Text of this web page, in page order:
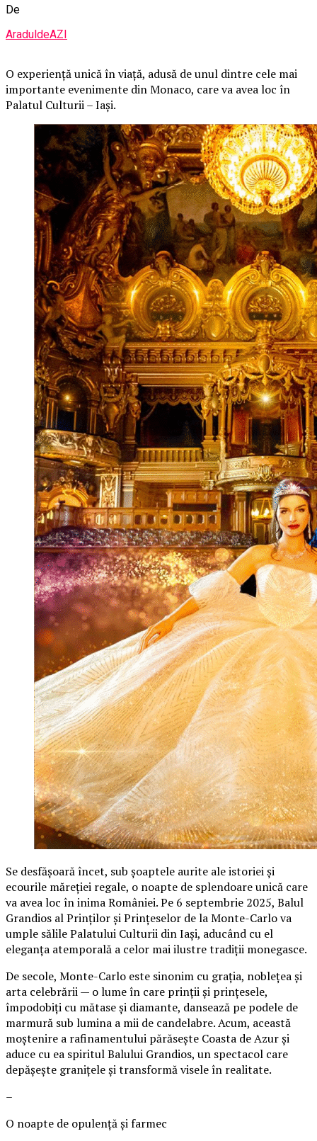
De
AraduldeAZI
O experiență unică în viață, adusă de unul dintre cele mai
importante evenimente din Monaco, care va avea loc în
Palatul Culturii – Iași.
Se desfășoară încet, sub șoaptele aurite ale istoriei și
ecourile măreției regale, o noapte de splendoare unică care
va avea loc în inima României. Pe 6 septembrie 2025, Balul
Grandios al Prinților și Prințeselor de la Monte-Carlo va
umple sălile Palatului Culturii din Iași, aducând cu el
eleganța atemporală a celor mai ilustre tradiții monegasce.
De secole, Monte-Carlo este sinonim cu grația, noblețea și
arta celebrării — o lume în care prinții și prințesele,
împodobiți cu mătase și diamante, dansează pe podele de
marmură sub lumina a mii de candelabre. Acum, această
moștenire a rafinamentului părăsește Coasta de Azur și
aduce cu ea spiritul Balului Grandios, un spectacol care
depășește granițele și transformă visele în realitate.
–
O noapte de opulență și farmec